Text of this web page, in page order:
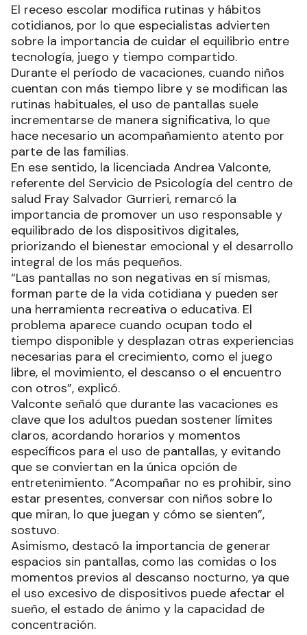
El receso escolar modifica rutinas y hábitos
cotidianos, por lo que especialistas advierten
sobre la importancia de cuidar el equilibrio entre
tecnología, juego y tiempo compartido.
Durante el período de vacaciones, cuando niños
cuentan con más tiempo libre y se modifican las
rutinas habituales, el uso de pantallas suele
incrementarse de manera significativa, lo que
hace necesario un acompañamiento atento por
parte de las familias.
En ese sentido, la licenciada Andrea Valconte,
referente del Servicio de Psicología del centro de
salud Fray Salvador Gurrieri, remarcó la
importancia de promover un uso responsable y
equilibrado de los dispositivos digitales,
priorizando el bienestar emocional y el desarrollo
integral de los más pequeños.
“Las pantallas no son negativas en sí mismas,
forman parte de la vida cotidiana y pueden ser
una herramienta recreativa o educativa. El
problema aparece cuando ocupan todo el
tiempo disponible y desplazan otras experiencias
necesarias para el crecimiento, como el juego
libre, el movimiento, el descanso o el encuentro
con otros”, explicó.
Valconte señaló que durante las vacaciones es
clave que los adultos puedan sostener límites
claros, acordando horarios y momentos
específicos para el uso de pantallas, y evitando
que se conviertan en la única opción de
entretenimiento. “Acompañar no es prohibir, sino
estar presentes, conversar con niños sobre lo
que miran, lo que juegan y cómo se sienten”,
sostuvo.
Asimismo, destacó la importancia de generar
espacios sin pantallas, como las comidas o los
momentos previos al descanso nocturno, ya que
el uso excesivo de dispositivos puede afectar el
sueño, el estado de ánimo y la capacidad de
concentración.